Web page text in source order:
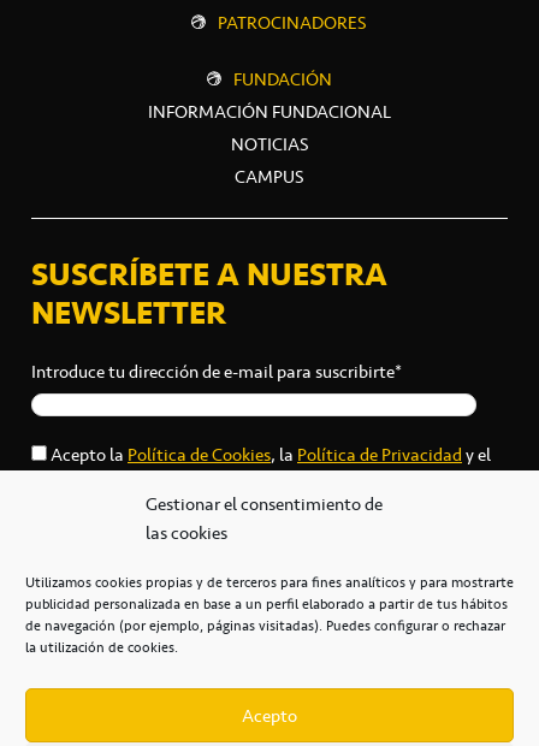
Gestionar el consentimiento de
las cookies
Utilizamos cookies propias y de terceros para fines analíticos y para mostrarte
publicidad personalizada en base a un perfil elaborado a partir de tus hábitos
de navegación (por ejemplo, páginas visitadas). Puedes configurar o rechazar
la utilización de cookies.
Acepto
PATROCINADORES
FUNDACIÓN
INFORMACIÓN FUNDACIONAL
NOTICIAS
CAMPUS
SUSCRÍBETE A NUESTRA
NEWSLETTER
Introduce tu dirección de e-mail para suscribirte*
Acepto la Política de Cookies, la Política de Privacidady el